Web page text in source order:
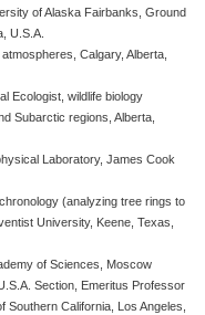
of Alaska Fairbanks, Ground
U.S.A.
Calgary, Alberta,
Ecologist, wildlife biology
Subarctic regions, Alberta,
Laboratory, James Cook
(analyzing tree rings to
University, Keene, Texas,
of Sciences, Moscow
Section, Emeritus Professor
California, Los Angeles,